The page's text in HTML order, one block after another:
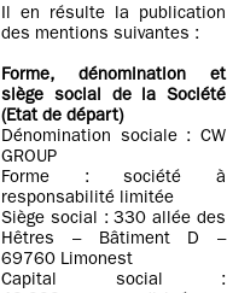
Il en résulte la publication
des mentions suivantes :
Forme, dénomination et
siège social de la Société
(Etatde départ)
Dénomination sociale : CW
GROUP
Forme : société à
responsabilité limitée
Siège social : 330 allée des
Hêtres – Bâtiment D –
69760 Limonest
Capital social :